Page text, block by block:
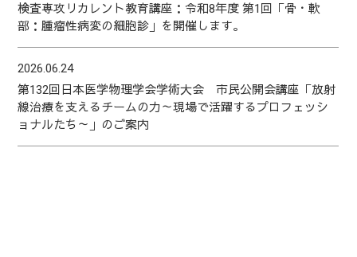
検査専攻リカレント教育講座：令和8年度 第1回「骨・軟
部：腫瘤性病変の細胞診」を開催します。
2026.06.24
第132回日本医学物理学会学術大会 市民公開会講座「放射
線治療を支えるチームの力～現場で活躍するプロフェッシ
ョナルたち～」のご案内